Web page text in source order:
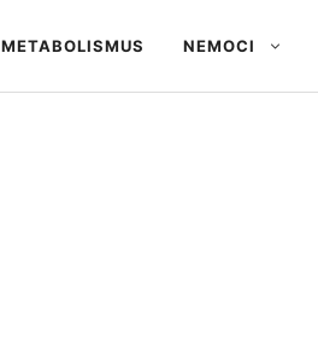
METABOLISMUS NEMOCI